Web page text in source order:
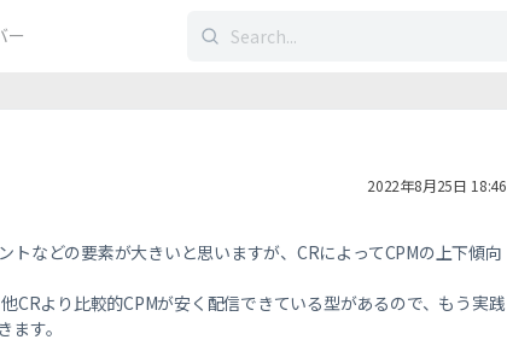
ー
検
2022年8月25日 18:46
トなどの要素が大きいと思いますが、 CRによってCPMの上下傾向
CRより比較的CPMが安く配信できている型があるので、もう実践
す。